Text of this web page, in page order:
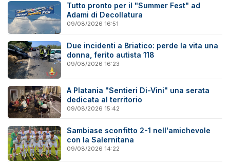
Tutto pronto per il "Summer Fest" ad
Adami di Decollatura
09/08/2026 16:51
Due incidenti a Briatico: perde la vita una
donna, ferito autista 118
09/08/2026 16:23
A Platania "Sentieri Di-Vini" una serata
dedicata al territorio
09/08/2026 15:42
Sambiase sconfitto 2-1 nell'amichevole
con la Salernitana
09/08/2026 14:22